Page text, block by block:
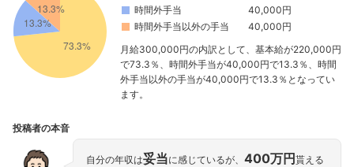
時間外手当
40,000円
時間外手当以外の手当
40,000円
月給300,000円の内訳として、基本給が220,000円
で73.3％、時間外手当が40,000円で13.3％、時間
外手当以外の手当が40,000円で13.3％となってい
ます。
投稿者の本音
自分の年収は妥当に感じているが、 400万円 貰える